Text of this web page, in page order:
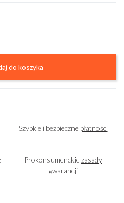
do koszyka
Szybkie i bezpieczne płatności
Prokonsumenckie zasady
gwarancji